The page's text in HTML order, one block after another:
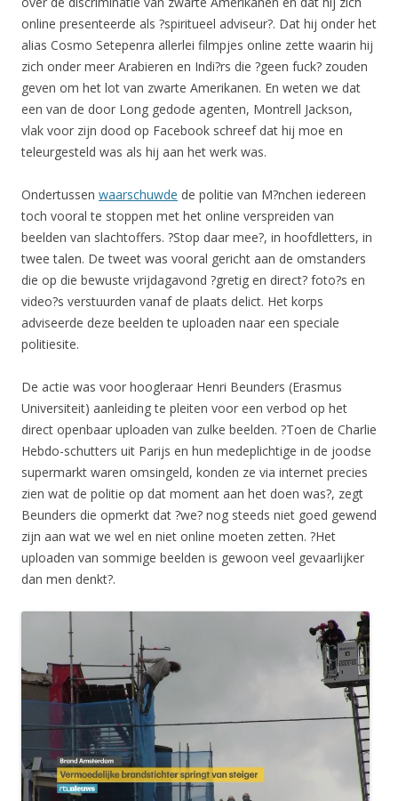
online presenteerde als ?spiritueel adviseur?. Dat hij onder het
alias Cosmo Setepenra allerlei filmpjes online zette waarin hij
zich onder meer Arabieren en Indi?rs die ?geen fuck? zouden
geven om het lot van zwarte Amerikanen. En weten we dat
een van de door Long gedode agenten, Montrell Jackson,
vlak voor zijn dood op Facebook schreef dat hij moe en
teleurgesteld was als hij aan het werk was.
Ondertussen waarschuwde de politie van M?nchen iedereen
toch vooral te stoppen met het online verspreiden van
beelden van slachtoffers. ?Stop daar mee?, in hoofdletters, in
twee talen. De tweet was vooral gericht aan de omstanders
die op die bewuste vrijdagavond ?gretig en direct? foto?s en
video?s verstuurden vanaf de plaats delict. Het korps
adviseerde deze beelden te uploaden naar een speciale
politiesite.
De actie was voor hoogleraar Henri Beunders (Erasmus
Universiteit) aanleiding te pleiten voor een verbod op het
direct openbaar uploaden van zulke beelden. ?Toen de Charlie
Hebdo-schutters uit Parijs en hun medeplichtige in de joodse
supermarkt waren omsingeld, konden ze via internet precies
zien wat de politie op dat moment aan het doen was?, zegt
Beunders die opmerkt dat ?we? nog steeds niet goed gewend
zijn aan wat we wel en niet online moeten zetten. ?Het
uploaden van sommige beelden is gewoon veel gevaarlijker
dan men denkt?.